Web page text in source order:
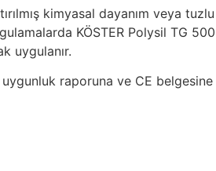
kimyasal dayanım veya tuzlu
KÖSTER Polysil TG 500
uygulanır.
raporuna ve CE belgesine